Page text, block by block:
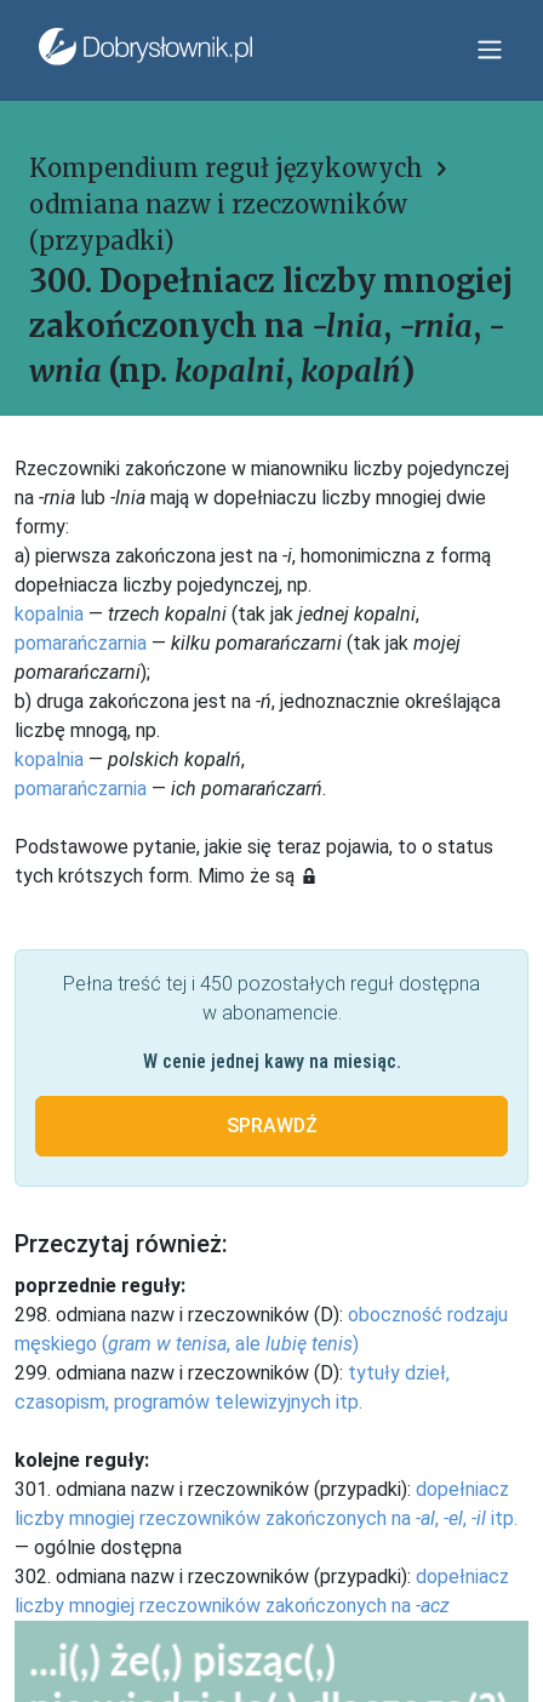
Kompendium reguł językowych
odmiana nazw i rzeczowników
(przypadki)
300. Dopełniacz liczby mnogiej
zakończonych na -lnia, -rnia, -
wnia (np. kopalni, kopalń)
Rzeczowniki zakończone w mianowniku liczby pojedynczej
na -rnia lub -lnia mają w dopełniaczu liczby mnogiej dwie
formy:
a) pierwsza zakończona jest na -i, homonimiczna z formą
dopełniacza liczby pojedynczej, np.
kopalnia — trzech kopalni (tak jak jednej kopalni,
pomarańczarnia — kilku pomarańczarni (tak jak mojej
pomarańczarni);
b) druga zakończona jest na -ń, jednoznacznie określająca
liczbę mnogą, np.
kopalnia — polskich kopalń,
pomarańczarnia — ich pomarańczarń.
Podstawowe pytanie, jakie się teraz pojawia, to o status
tych krótszych form. Mimo że są
Pełna treść tej i 450 pozostałych reguł dostępna
w abonamencie.
W cenie jednej kawy na miesiąc.
SPRAWDŹ
Przeczytaj również:
poprzednie reguły:
298. odmiana nazw i rzeczowników (D): oboczność rodzaju
męskiego (gram w tenisa, ale lubię tenis)
299. odmiana nazw i rzeczowników (D): tytuły dzieł,
czasopism, programów telewizyjnych itp.
kolejne reguły:
301. odmiana nazw i rzeczowników (przypadki): dopełniacz
liczby mnogiej rzeczowników zakończonych na -al, -el, -il itp.
— ogólnie dostępna
302. odmiana nazw i rzeczowników (przypadki): dopełniacz
liczby mnogiej rzeczowników zakończonych na -acz